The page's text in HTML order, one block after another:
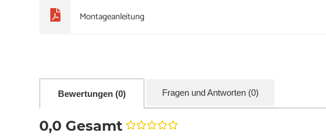
Montageanleitung
Bewertungen (0) Fragen und Antworten (0)
0,0 Gesamt